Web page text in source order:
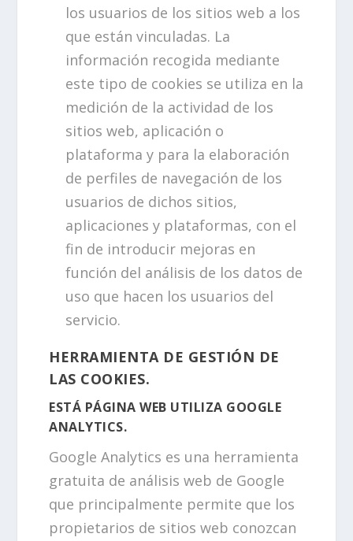
los usuarios de los sitios web a los
que están vinculadas. La
información recogida mediante
este tipo de cookies se utiliza en la
medición de la actividad de los
sitios web, aplicación o
plataforma y para la elaboración
de perfiles de navegación de los
usuarios de dichos sitios,
aplicaciones y plataformas, con el
fin de introducir mejoras en
función del análisis de los datos de
uso que hacen los usuarios del
servicio.
HERRAMIENTA DE GESTIÓN DE
LAS COOKIES.
ESTÁ PÁGINA WEB UTILIZA GOOGLE
ANALYTICS.
Google Analytics es una herramienta
gratuita de análisis web de Google
que principalmente permite que los
propietarios de sitios web conozcan